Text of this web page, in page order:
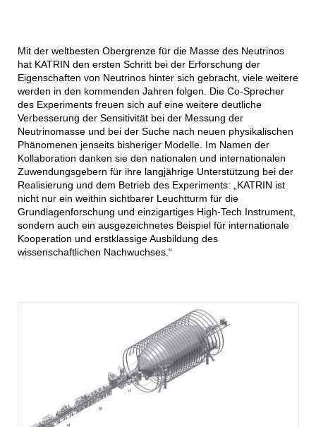
Mit der weltbesten Obergrenze für die Masse des Neutrinos
hat KATRIN den ersten Schritt bei der Erforschung der
Eigenschaften von Neutrinos hinter sich gebracht, viele weitere
werden in den kommenden Jahren folgen. Die Co-Sprecher
des Experiments freuen sich auf eine weitere deutliche
Verbesserung der Sensitivität bei der Messung der
Neutrinomasse und bei der Suche nach neuen physikalischen
Phänomenen jenseits bisheriger Modelle. Im Namen der
Kollaboration danken sie den nationalen und internationalen
Zuwendungsgebern für ihre langjährige Unterstützung bei der
Realisierung und dem Betrieb des Experiments: „KATRIN ist
nicht nur ein weithin sichtbarer Leuchtturm für die
Grundlagenforschung und einzigartiges High-Tech Instrument,
sondern auch ein ausgezeichnetes Beispiel für internationale
Kooperation und erstklassige Ausbildung des
wissenschaftlichen Nachwuchses.“